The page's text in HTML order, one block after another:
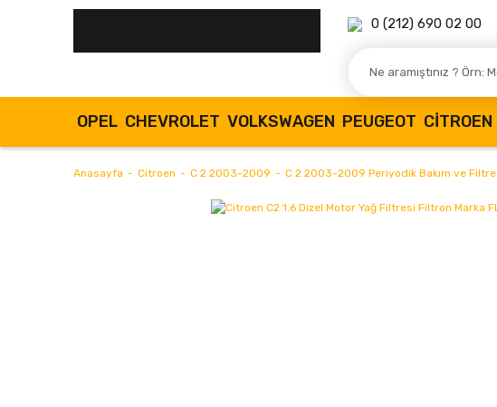
0 (212) 690 02 00
OPEL CHEVROLET VOLKSWAGEN PEUGEOT CITROEN
Anasayfa Citroen C 2 2003-2009 C 2 2003-2009 Periyodik Bakım ve